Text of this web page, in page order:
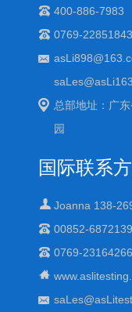
400-886-7983
0769-22851843
总部地址：广
园
国际联系
Joanna 138-
00852-
0769-23164266